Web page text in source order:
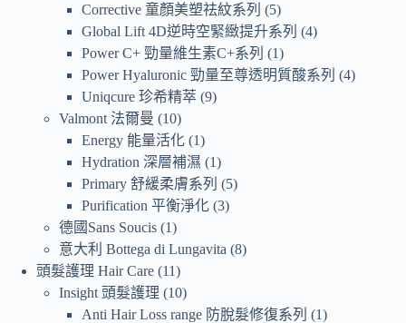
Corrective 童顏美塑祛紋系列
5
Global Lift 4D逆時空緊緻提升系列
4
Power C+ 勁量維生素C+系列
1
Power Hyaluronic 勁量至尊透明質酸系列
4
Uniqcure 珍希精萃 9
Valmont 法爾曼
10
Energy 能量活化 1
Hydration 深層補濕
1
Primary 舒緩柔膚系列
5
Purification 平衡淨化 3
德國Sans Soucis 1
意大利 Bottega di Lungavita 8
頭髮護理 Hair Care 11
Insight 頭髮護理
10
Anti Hair Loss range 防脫髮修復系列
1